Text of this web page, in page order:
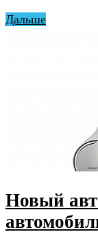
Дальше
Новый